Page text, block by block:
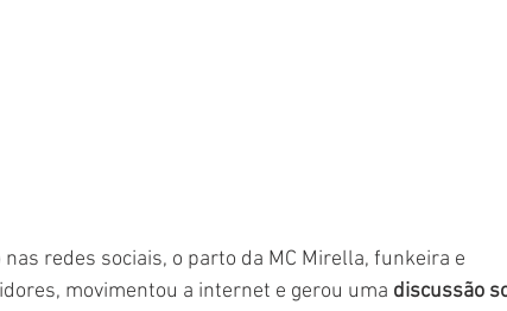
redes sociais, o parto da MC Mirella, funkeira e
movimentou a internet e gerou uma discussão